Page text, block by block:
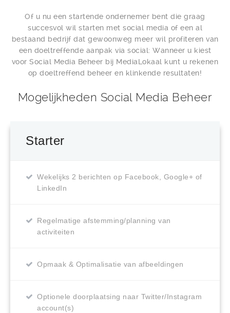
Of u nu een startende ondernemer bent die graag
succesvol wil starten met social media of een al
bestaand bedrijf dat gewoonweg meer wil profiteren van
een doeltreffende aanpak via social: Wanneer u kiest
voor Social Media Beheer bij MediaLokaal kunt u rekenen
op doeltreffend beheer en klinkende resultaten!
Mogelijkheden Social Media Beheer
Starter
Wekelijks 2 berichten op Facebook, Google+ of
LinkedIn
Regelmatige afstemming/planning van
activiteiten
Opmaak & Optimalisatie van afbeeldingen
Optionele doorplaatsing naar Twitter/Instagram
account(s)